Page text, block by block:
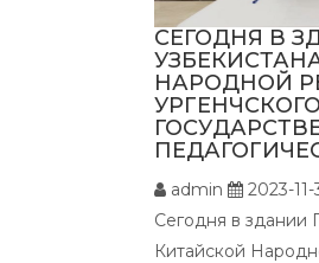
СЕГОДНЯ В
НАРОДНОЙ
УРГЕНЧСКОГО
admin
2023-
Сегодня в здании
Китайской